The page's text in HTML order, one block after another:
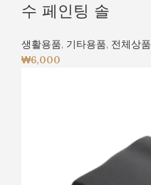
수 페인팅 솔
생활용품, 기타용품, 전체상품
₩6,000